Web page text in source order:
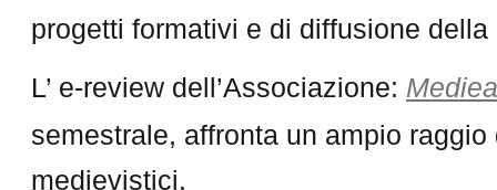
progetti formativi e di diffusione
L’ e-review dell’Associazione:
semestrale, affronta un ampio
medievistici.